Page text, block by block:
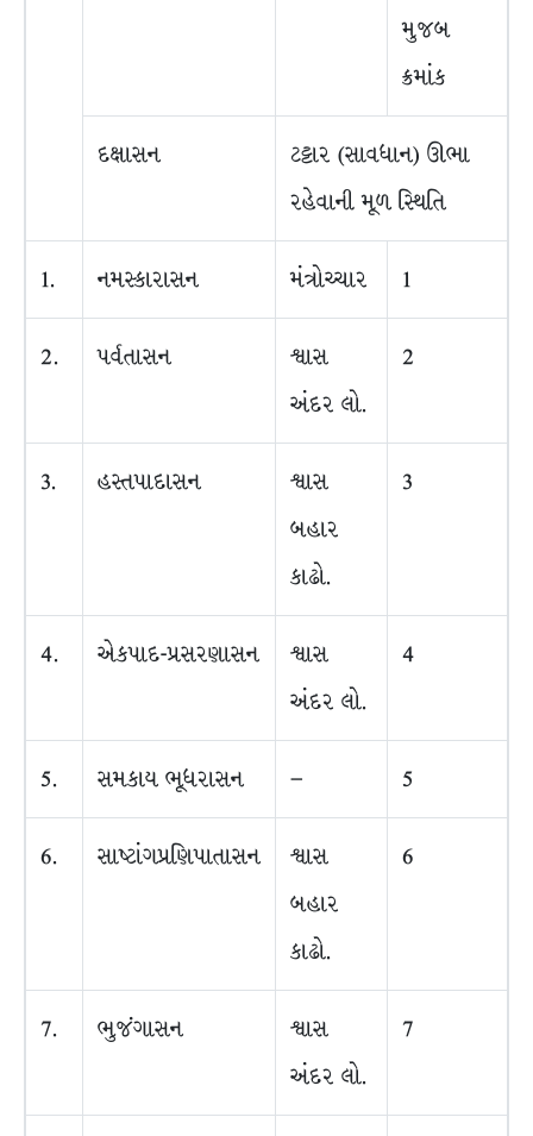
મુજબ
ક્રમાંક
દક્ષાસન
ટટ્ટાર (સાવધાન) ઊભા
રહેવાની મૂળ સ્થિતિ
1. નમસ્કારાસન મંત્રોચ્ચાર 1
2. પર્વતાસન
શ્વાસ
અંદર લો.
2
3. હસ્તપાદાસન
શ્વાસ
બહાર
કાઢો.
3
4. એકપાદ-પ્રસરણાસન
શ્વાસ
અંદર લો.
4
5. સમકાય ભૂધરાસન – 5
6. સાષ્ટાંગપ્રણિપાતાસન
શ્વાસ
બહાર
કાઢો.
6
7. ભુજંગાસન
શ્વાસ
અંદર લો.
7